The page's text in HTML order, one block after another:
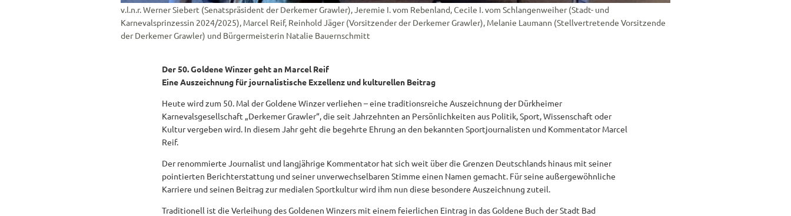
v.l.n.r. Werner Siebert (Senatspräsident der Derkemer Grawler), Jeremie I. vom Rebenland, Cecile I. vom Schlangenweiher (Stadt- und
Karnevalsprinzessin 2024/2025), Marcel Reif, Reinhold Jäger (Vorsitzender der Derkemer Grawler), Melanie Laumann (Stellvertretende Vorsitzende
der Derkemer Grawler) und Bürgermeisterin Natalie Bauernschmitt
Der 50. Goldene Winzer geht an Marcel Reif
Eine Auszeichnung für journalistische Exzellenz und kulturellen Beitrag
Heute wird zum 50. Mal der Goldene Winzer verliehen – eine traditionsreiche Auszeichnung der Dürkheimer
Karnevalsgesellschaft „Derkemer Grawler“, die seit Jahrzehnten an Persönlichkeiten aus Politik, Sport, Wissenschaft oder
Kultur vergeben wird. In diesem Jahr geht die begehrte Ehrung an den bekannten Sportjournalisten und Kommentator Marcel
Reif.
Der renommierte Journalist und langjährige Kommentator hat sich weit über die Grenzen Deutschlands hinaus mit seiner
pointierten Berichterstattung und seiner unverwechselbaren Stimme einen Namen gemacht. Für seine außergewöhnliche
Karriere und seinen Beitrag zur medialen Sportkultur wird ihm nun diese besondere Auszeichnung zuteil.
Traditionell ist die Verleihung des Goldenen Winzers mit einem feierlichen Eintrag in das Goldene Buch der Stadt Bad